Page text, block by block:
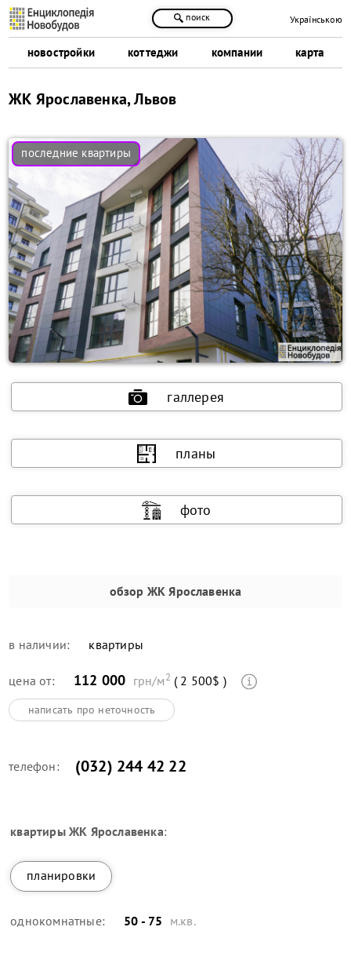
новостройки коттеджи компании карта
поиск Українською
ЖК Ярославенка, Львов
галлерея
планы
фото
обзор ЖК Ярославенка
в наличии: квартиры
цена от: 112 000 грн/м2 ( 2 500$ )
написать про неточность
телефон: (032) 244 42 22
квартирыЖК Ярославенка:
планировки
однокомнатные: 50 - 75 м.кв.